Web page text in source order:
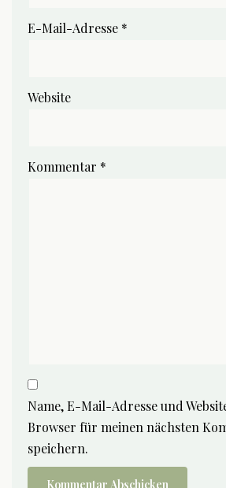
E-Mail-Adresse *
Website
Kommentar *
Name, E-Mail-Adresse und
Browser für meinen nächsten
speichern.